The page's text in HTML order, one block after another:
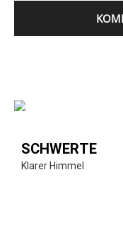
SCHWERTE
Klarer Himmel